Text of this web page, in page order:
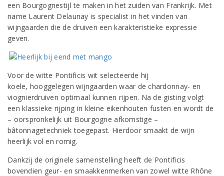
een Bourgognestijl te maken in het zuiden van Frankrijk. Met
name Laurent Delaunay is specialist in het vinden van
wijngaarden die de druiven een karakteristieke expressie
geven.
Voor de witte Pontificis wit selecteerde hij
koele, hooggelegen wijngaarden waar de chardonnay- en
viognierdruiven optimaal kunnen rijpen. Na de gisting volgt
een klassieke rijping in kleine eikenhouten fusten en wordt de
– oorspronkelijk uit Bourgogne afkomstige –
bâtonnagetechniek toegepast. Hierdoor smaakt de wijn
heerlijk vol en romig.
Dankzij de originele samenstelling heeft de Pontificis
bovendien geur- en smaakkenmerken van zowel witte Rhône